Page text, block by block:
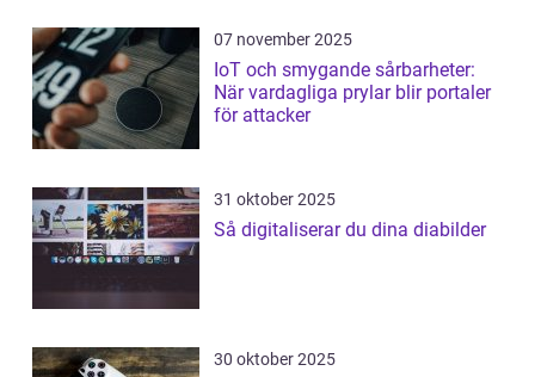
07 november 2025
IoT och smygande sårbarheter:
När vardagliga prylar blir portaler
för attacker
31 oktober 2025
Så digitaliserar du dina diabilder
30 oktober 2025